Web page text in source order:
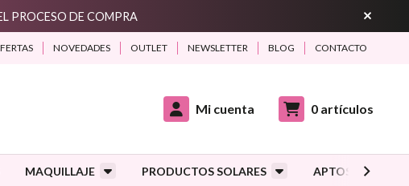
PROCESO DE COMPRA
NOVEDADES OUTLET NEWSLETTER BLOG CONTACTO
Mi cuenta 0 artículos
MAQUILLAJE PRODUCTOS SOLARES APTOS